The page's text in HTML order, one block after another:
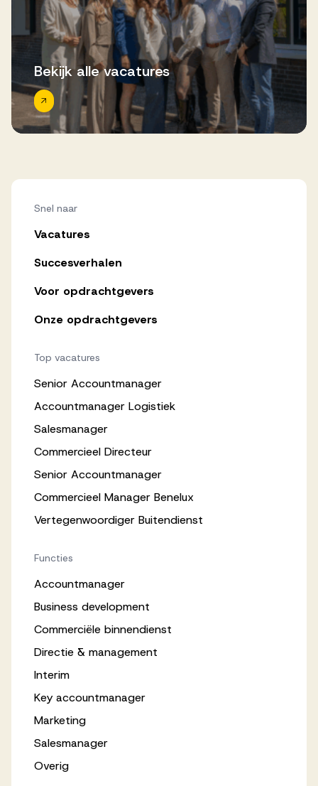
Bekijk alle vacatures
Snel naar
Vacatures
Succesverhalen
Voor opdrachtgevers
Onze opdrachtgevers
Top vacatures
Senior Accountmanager
Accountmanager Logistiek
Salesmanager
Commercieel Directeur
Senior Accountmanager
Commercieel Manager Benelux
Vertegenwoordiger Buitendienst
Functies
Accountmanager
Business development
Commerciële binnendienst
Directie & management
Interim
Key accountmanager
Marketing
Salesmanager
Overig